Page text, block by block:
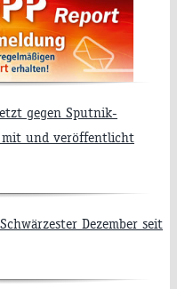
gegen Sputnik-
mit und veröffentlicht
Dezember seit